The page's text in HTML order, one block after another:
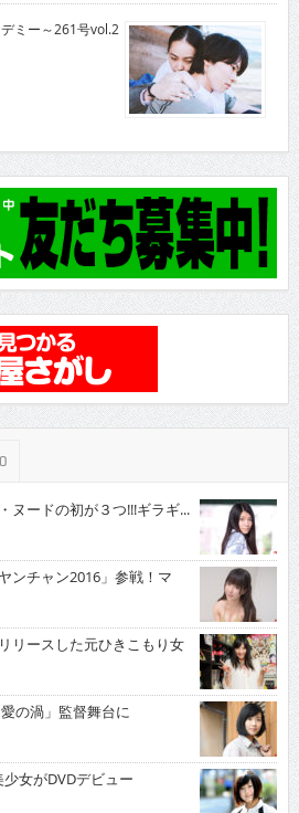
ミー～261号vol.2
ードの初が３つ!!!ギラギ...
チャン2016」参戦！マ
リースした元ひきこもり女
の渦」監督舞台に
女がDVDデビュー